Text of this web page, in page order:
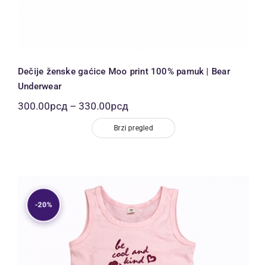
Dečije ženske gaćice Moo print 100% pamuk | Bear
Underwear
300.00рсд – 330.00рсдРаспон
цена:
од
300.00рсд
Brzi pregled
-20%